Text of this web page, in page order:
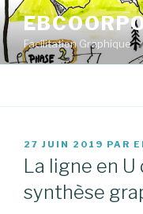
Aller
au
contenu
principal
Facilitation Graphique
PUBLIÉ
LE
27 JUIN 2019 PAR
La ligne en U
synthèse